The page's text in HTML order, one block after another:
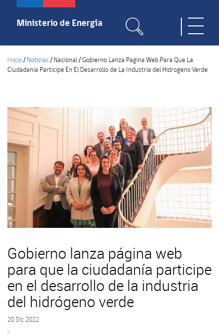
Pasar
contenido
Ministerio de Energía
Inicio/ Noticias / Nacional/Gobierno Lanza Pagina Web Para Que La
Ciudadania Participe En El Desarrollo de La Industria del Hidrogeno Verde
Gobierno lanza página web
para que la ciudadanía participe
en el desarrollo de la industria
del hidrógeno verde
20 Dic 2022